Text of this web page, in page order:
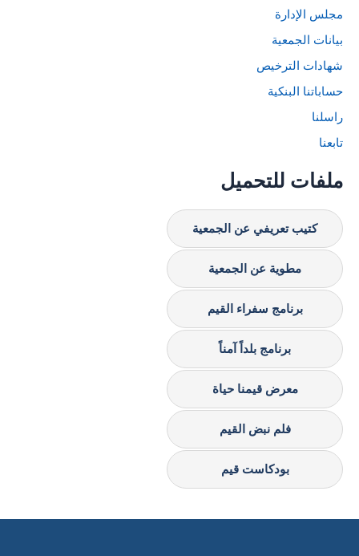
مجلس الإدارة
بيانات الجمعية
شهادات الترخيص
حساباتنا البنكية
راسلنا
تابعنا
ملفات للتحميل
كتيب تعريفي عن الجمعية
مطوية عن الجمعية
برنامج سفراء القيم
برنامج بلداً آمناً
معرض قيمنا حياة
فلم نبض القيم
بودكاست قيم